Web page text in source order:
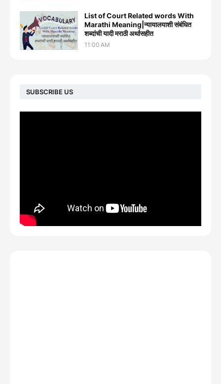
List of Court Related words With
Marathi Meaning|न्यायालयाशी संबंधित
शब्दांची यादी मराठी अर्थासहीत
11:00 AM
SUBSCRIBE US